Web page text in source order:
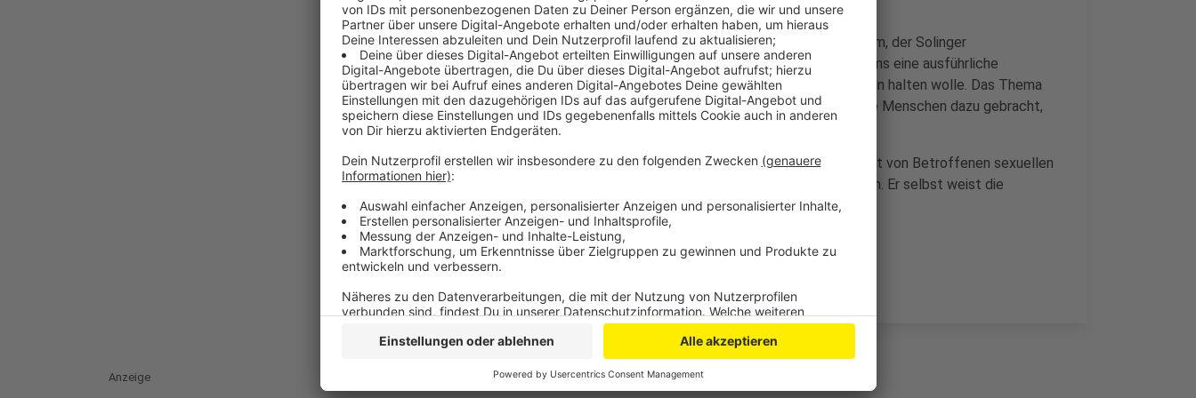
Der Vorsitzende der Laienvertretung im größten deutschen Bistum, der Solinger
Oberbürgermeister Kurzbach sagte, dass die Spitze des Erzbistums eine ausführliche
Diskussion über die jüngsten Vorwürfe gegen Woelki offenbar klein halten wolle. Das Thema
stehe schlichtweg nicht auf der Tagesordnung und das habe viele Menschen dazu gebracht,
dass sie nicht hingehen.
Woelki war zuletzt unter anderem vorgeworfen worden, den Beirat von Betroffenen sexuellen
Missbrauchs mithilfe einer PR-Agentur instrumentalisiert zu haben. Er selbst weist die
Vorwürfe zurück.
Anzeige
Anzeige